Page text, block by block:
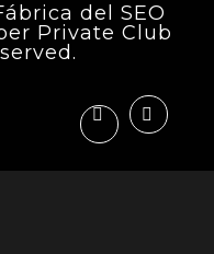
del SEO
Private Club